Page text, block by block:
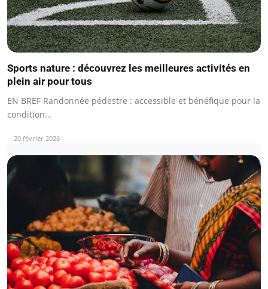
Sports nature : découvrez les meilleures activités en
plein air pour tous
EN BREF Randonnée pédestre : accessible et bénéfique pour la
condition…
20 février 2026